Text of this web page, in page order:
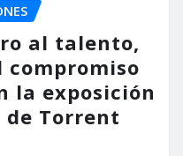
al talento,
la exposición
Torrent